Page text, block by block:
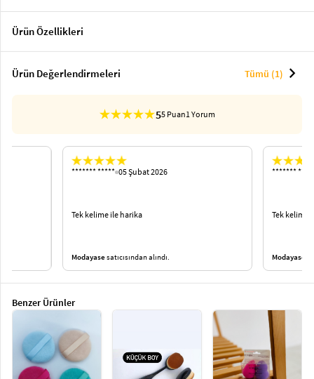
Büyükkeyboard_arrow_down
İç
keyboard_arrow_down
Ürün Özellikleri
Ürün Değerlendirmeleri Tümü (1) chevron_right
55 Puan1 Yorum
******* ***** 05 Şubat 2026
Tek kelime ile harika
Modayasesatıcısından alındı.
*******
Tek kelime
Modayase
Benzer Ürünler